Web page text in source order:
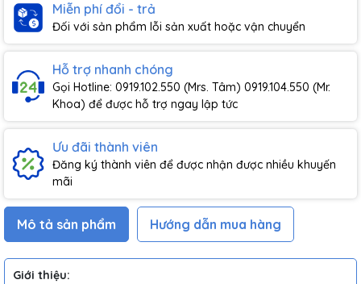
Miễn phí đổi - trả
Đối với sản phẩm lỗi sản xuất hoặc vận chuyển
Hỗ trợ nhanh chóng
Gọi Hotline: 0919.102.550 (Mrs. Tâm) 0919.104.550 (Mr.
Khoa) để được hỗ trợ ngay lập tức
Ưu đãi thành viên
Đăng ký thành viên để được nhận được nhiều khuyến
mãi
Mô tả sản phẩm Hướng dẫn mua hàng
Giới thiệu: